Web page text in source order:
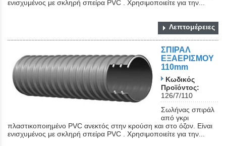
ενισχυμένος με σκληρή σπείρα PVC . Χρησιμοποιείτε για την...
Λεπτομέρειες
ΣΠΙΡΑΛ
ΕΞΑΕΡΙΣΜΟΥ
110mm
Κωδικός
Προϊόντος:
126/7/110
Σωλήνας σπιράλ
από γκρι
πλαστικοποιημένο PVC ανεκτός στην κρούση και στο όζον. Είναι
ενισχυμένος με σκληρή σπείρα PVC . Χρησιμοποιείτε για την...